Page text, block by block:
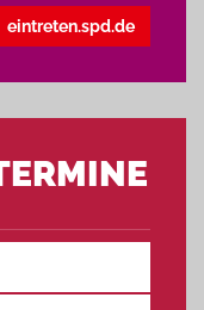
eintreten.spd.de